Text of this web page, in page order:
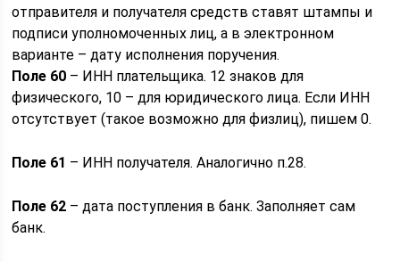
отправителя и получателя средств ставят штампы и
подписи уполномоченных лиц, а в электронном
варианте – дату исполнения поручения.
Поле 60 – ИНН плательщика. 12 знаков для
физического, 10 – для юридического лица. Если ИНН
отсутствует (такое возможно для физлиц), пишем 0.
Поле 61 – ИНН получателя. Аналогично п.28.
Поле 62 – дата поступления в банк. Заполняет сам
банк.